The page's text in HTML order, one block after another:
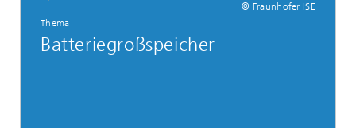
© Fraunhofer ISE
Thema
Batteriegroßspeicher